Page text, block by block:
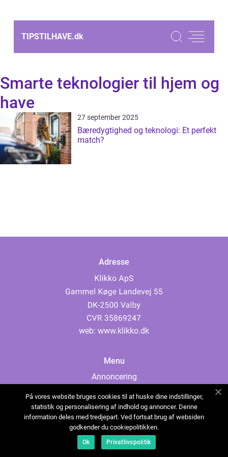
TIPSTILHAVE.dk
Smarte teknologier til hjem og
have
27 september 2025
Bæredygtighed og teknologi: Et perfekt
match?
Adresse
web: www.klikko.dk
Menu
Annoncering
Cookies
Kontakt os
Sitemap
På vores website bruges cookies til at huske dine indstillinger,
statistik og personalisering af indhold og annoncer. Denne
information deles med tredjepart. Ved fortsat brug af websiden
godkender du cookiepolitikken.
Ok Privatlivspolitik